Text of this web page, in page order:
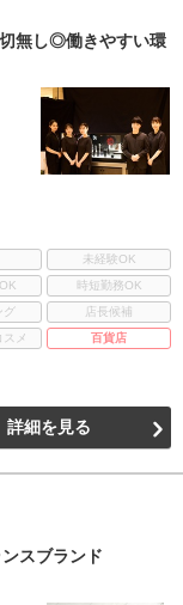
無し◎働きやすい環
未経験OK
時短勤務OK
グ
店長候補
スメ 百貨店
詳細を見る
スブランド